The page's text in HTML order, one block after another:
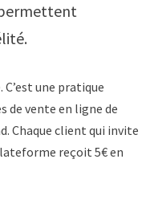
une pratique
de vente en ligne de
Chaque client qui invite
reçoit 5€ en